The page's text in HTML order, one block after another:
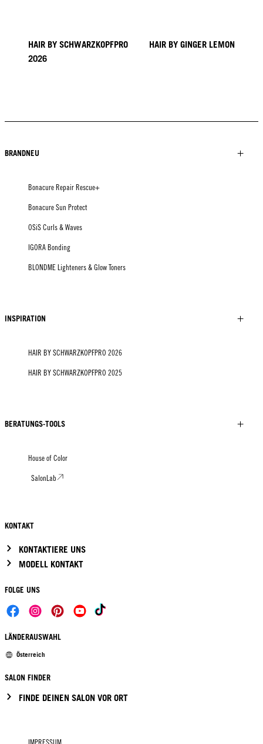
HAIR BY SCHWARZKOPFPRO
2026
HAIR BY GINGER LEMON
TUSH
BRANDNEU
Bonacure Repair Rescue+
Bonacure Sun Protect
OSiS Curls & Waves
IGORA Bonding
BLONDME Lighteners & Glow Toners
INSPIRATION
HAIR BY SCHWARZKOPFPRO 2026
HAIR BY SCHWARZKOPFPRO 2025
BERATUNGS-TOOLS
House of Color
SalonLab
KONTAKT
KONTAKTIERE UNS
MODELL KONTAKT
FOLGE UNS
LÄNDERAUSWAHL
Österreich
SALON FINDER
FINDE DEINEN SALON VOR ORT